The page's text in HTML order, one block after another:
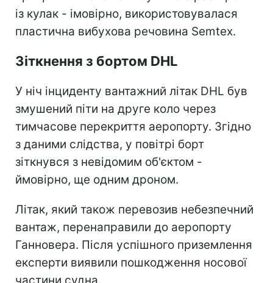
із кулак - імовірно, використовувалася
пластична вибухова речовина Semtex.
Зіткнення з бортом DHL
У ніч інциденту вантажний літак DHL був
змушений піти на друге коло через
тимчасове перекриття аеропорту. Згідно
з даними слідства, у повітрі борт
зіткнувся з невідомим об'єктом -
ймовірно, ще одним дроном.
Літак, який також перевозив небезпечний
вантаж, перенаправили до аеропорту
Ганновера. Після успішного приземлення
експерти виявили пошкодження носової
частини судна.